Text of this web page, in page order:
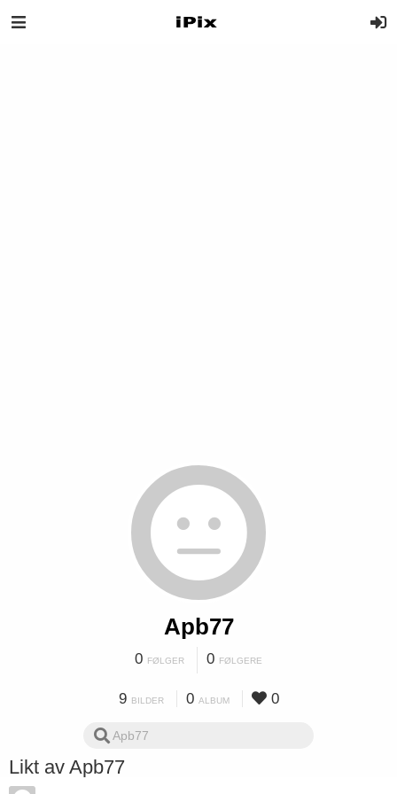
Apb77
0 FØLGER 0 FØLGERE
9 BILDER 0 ALBUM 0
Likt av Apb77